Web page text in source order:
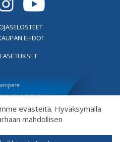
evästeitä. Hyväksymällä
mahdollisen
EHDOT